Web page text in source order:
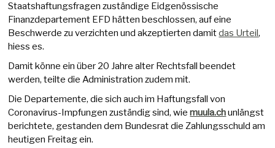
Staatshaftungsfragen zuständige Eidgenössische
Finanzdepartement EFD hätten beschlossen, auf eine
Beschwerde zu verzichten und akzeptierten damitdas Urteil,
hiess es.
Damit könne ein über 20 Jahre alter Rechtsfall beendet
werden, teilte die Administration zudem mit.
Die Departemente, die sich auch im Haftungsfall von
Coronavirus-Impfungen zuständig sind, wiemuula.chunlängst
berichtete, gestanden dem Bundesrat die Zahlungsschuld am
heutigen Freitag ein.